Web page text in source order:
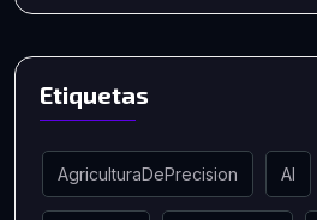
Etiquetas
AgriculturaDePrecision AI